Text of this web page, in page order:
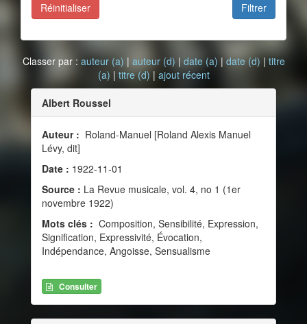
Filtrer
Réinitialiser
Classer par : auteur (a) | auteur (d) | date (a) | date (d) | titre
(a) | titre (d) | ajout récent
Albert Roussel
Auteur : Roland-Manuel [Roland Alexis Manuel
Lévy, dit]
Date : 1922-11-01
Source : La Revue musicale, vol. 4, no 1 (1er
novembre 1922)
Mots clés : Composition, Sensibilité, Expression,
Signification, Expressivité, Évocation,
Indépendance, Angoisse, Sensualisme
Consulter